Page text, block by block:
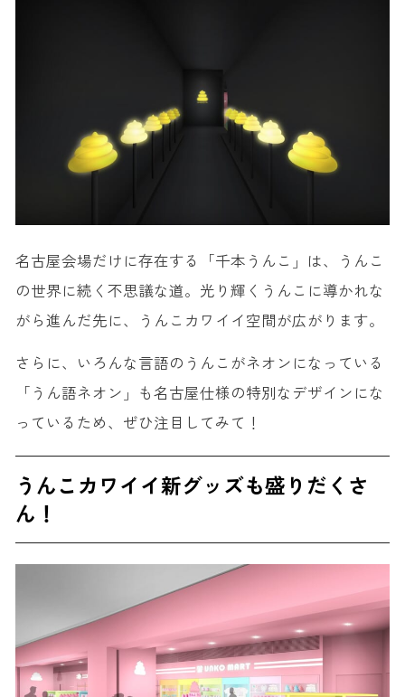
名古屋会場だけに存在する「千本うんこ」は、うんこ
の世界に続く不思議な道。光り輝くうんこに導かれな
がら進んだ先に、うんこカワイイ空間が広がります。
さらに、いろんな言語のうんこがネオンになっている
「うん語ネオン」も名古屋仕様の特別なデザインにな
っているため、ぜひ注目してみて！
うんこカワイイ新グッズも盛りだくさ
ん！